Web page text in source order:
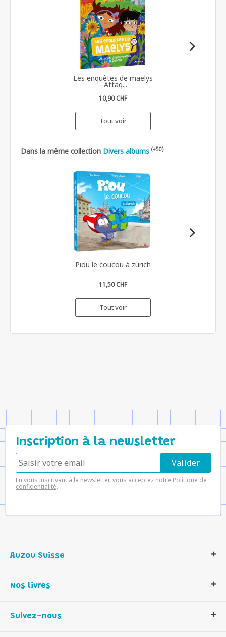
Les enquêtes de maëlys
- Attaq...
10,90 CHF
Tout voir
Dans la même collection Divers albums (+50)
Piou le coucou à zurich
11,50 CHF
Tout voir
Inscription à la newsletter
En vous inscrivant à la newsletter, vous acceptez notre Politique de
confidentialité.
Auzou Suisse
Notre histoire
Contactez-nous
Nos livres
Livres enfants
Suivez-nous